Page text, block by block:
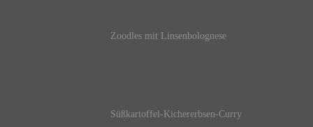
Zoodles mit Linsenbolognese
Süßkartoffel-Kichererbsen-Curry